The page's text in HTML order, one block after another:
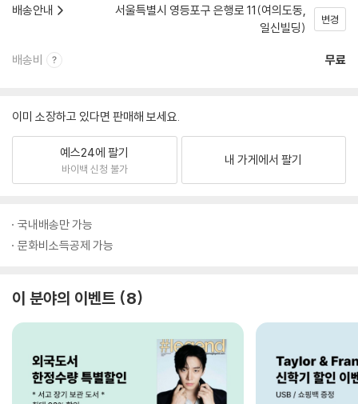
배송안내
서울특별시 영등포구 은행로 11(여의도동,
일신빌딩)
변경
배송비 무료
이미 소장하고 있다면 판매해 보세요.
예스24에 팔기
바이백 신청 불가
내 가게에서 팔기
국내배송만 가능
문화비소득공제 가능
이 분야의 이벤트 8